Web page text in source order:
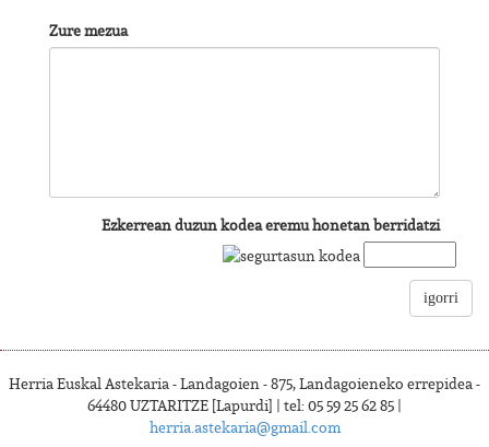
Zure mezua
Ezkerrean duzun kodea eremu honetan berridatzi
igorri
Herria Euskal Astekaria - Landagoien - 875, Landagoieneko errepidea -
64480 UZTARITZE [Lapurdi] | tel: 05 59 25 62 85 |
herria.astekaria@gmail.com